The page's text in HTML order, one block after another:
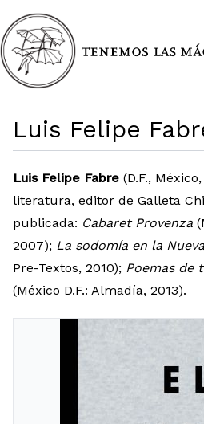
Luis Felipe
Luis Felipe Fabre (D.F.,
literatura, editor de Galleta
publicada: Cabaret Provenza
2007); La sodomía en la
Pre-Textos, 2010); Poemas de
(México D.F.: Almadía, 2013).